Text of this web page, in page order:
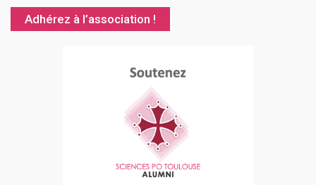
Adhérez à l’association !